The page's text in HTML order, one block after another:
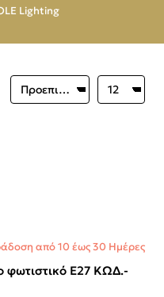
Lighting
από 10 έως 30 Ημέρες
φωτιστικό Ε27 ΚΩΔ.-